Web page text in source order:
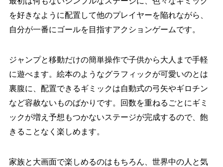
を好きなように配置して他のプレイヤーを陥れながら、
自分が一番にゴールを目指すアクションゲームです。
ジャンプと移動だけの簡単操作で子供から大人まで手軽
に遊べます。絵本のようなグラフィックが可愛いのとは
裏腹に、配置できるギミックは自動式の弓矢やギロチン
など容赦ないものばかりです。回数を重ねるごとにギミ
ックが増え予想もつかないステージが完成するので、飽
きることなく楽しめます。
家族と大画面で楽しめるのはもちろん、世界中の人と気